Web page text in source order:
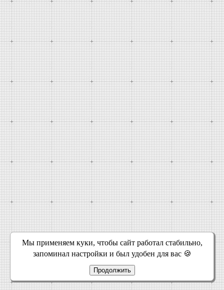
Мы применяем куки, чтобы сайт работал стабильно,
запоминал настройки и был удобен для вас 🍪
Продолжить